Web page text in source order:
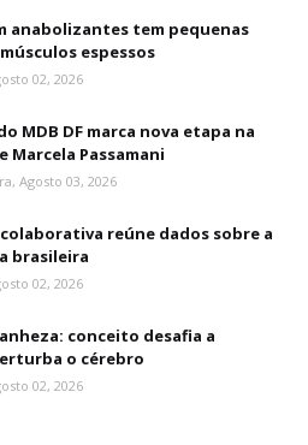
anabolizantes tem pequenas
espessos
02, 2026
MDB DF marca nova etapa na
Passamani
Agosto 03, 2026
reúne dados sobre a
brasileira
02, 2026
conceito desafia a
o cérebro
02, 2026